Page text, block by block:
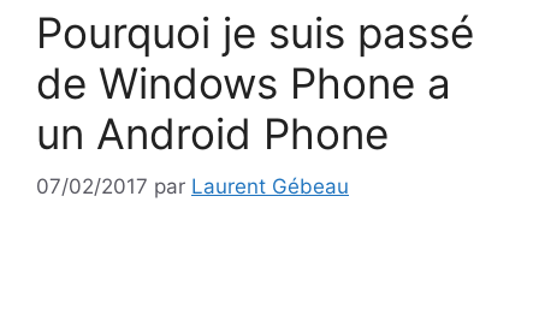
Pourquoi je suis passé
de Windows Phone a
un Android Phone
07/02/2017 par Laurent Gébeau